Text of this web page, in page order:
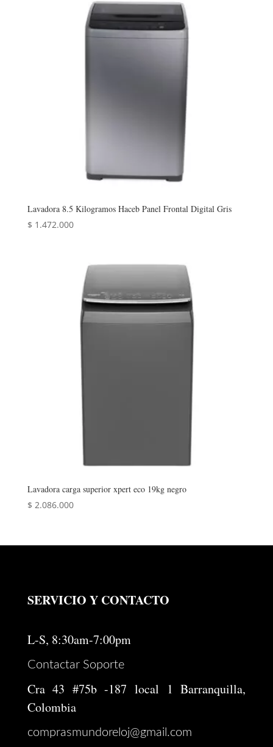
Lavadora 8.5 Kilogramos Haceb Panel Frontal Digital Gris
$ 1.472.000
Lavadora carga superior xpert eco 19kg negro
$ 2.086.000
SERVICIO Y CONTACTO
L-S, 8:30am-7:00pm
Contactar Soporte
Cra 43 #75b -187 local 1 Barranquilla,
Colombia
comprasmundoreloj@gmail.com